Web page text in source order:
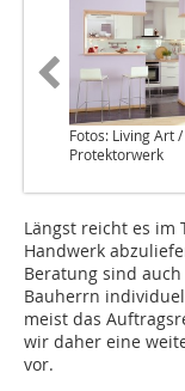
Fotos: Living Art /
Protektorwerk
Längst reicht es im
Handwerk
Beratung sind
Bauherrn
meist das
wir daher eine
vor.